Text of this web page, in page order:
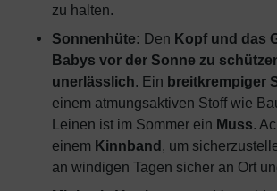
zu halten.
Sonnenhüte: Den Kopf und das
Babys vor der Sonne zu
unerlässlich. Ein breitkrempiger
einem atmungsaktiven Stoff wie
Leinen ist im Sommer ein Muss.
einem Kinnband, um
an windigen Tagen sicher an Ort